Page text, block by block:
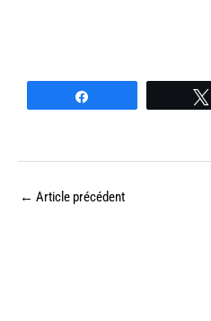
← Article précédent